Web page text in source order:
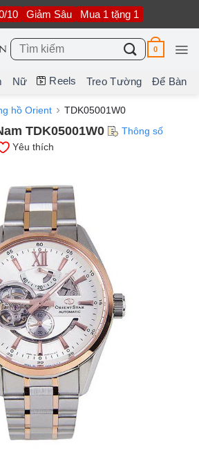
10 Giảm Sâu Mua 1 tặng 1
Tìm
kiếm:
0
Nữ Reels Treo Tường Để Bàn
hồ Orient TDK05001W0
TDK05001W0
Thông số
Yêu thích